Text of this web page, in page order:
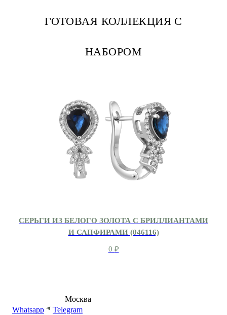
ГОТОВАЯ КОЛЛЕКЦИЯ С
НАБОРОМ
СЕРЬГИ ИЗ БЕЛОГО ЗОЛОТА С БРИЛЛИАНТАМИ
И САПФИРАМИ (046116)
0 ₽
Москва
Whatsapp
Telegram